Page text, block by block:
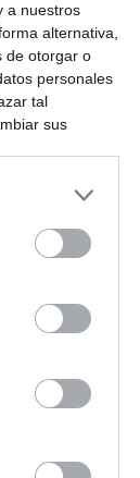
a nuestros
alternativa,
de otorgar o
personales
tal
sus